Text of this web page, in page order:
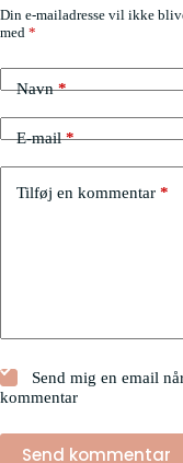
Din e-mailadresse vil ikke
med *
Navn*
E-mail*
Tilføj en kommentar *
Send mig en email
kommentar
Send kommentar